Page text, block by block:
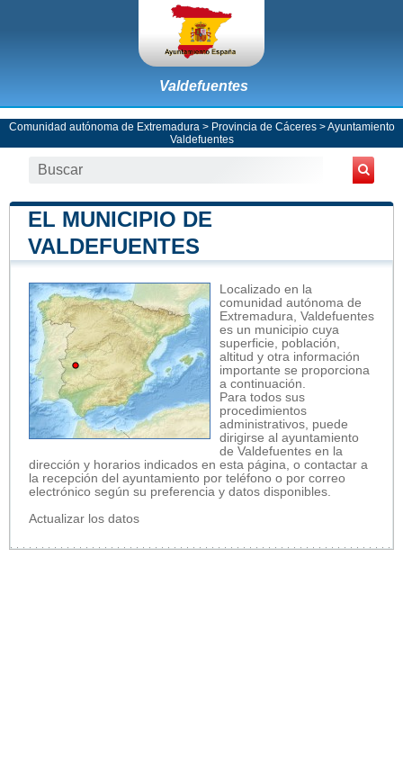
Valdefuentes
Comunidad autónoma de Extremadura > Provincia de Cáceres>Ayuntamiento
Valdefuentes
EL MUNICIPIO DE
VALDEFUENTES
Localizado en la
comunidad autónoma de
Extremadura, Valdefuentes
es un municipio cuya
superficie, población,
altitud y otra información
importante se proporciona
a continuación.
Para todos sus
procedimientos
administrativos, puede
dirigirse al ayuntamiento
de Valdefuentes en la
dirección y horarios indicados en esta página, o contactar a
la recepción del ayuntamiento por teléfono o por correo
electrónico según su preferencia y datos disponibles.
Actualizar los datos